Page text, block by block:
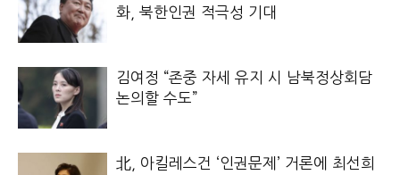
화, 북한인권 적극성 기대
김여정 “존중 자세 유지 시 남북정상회담
논의할 수도”
北, 아킬레스건 ‘인권문제’ 거론에 최선희